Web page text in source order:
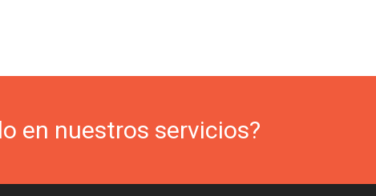
en nuestros servicios?